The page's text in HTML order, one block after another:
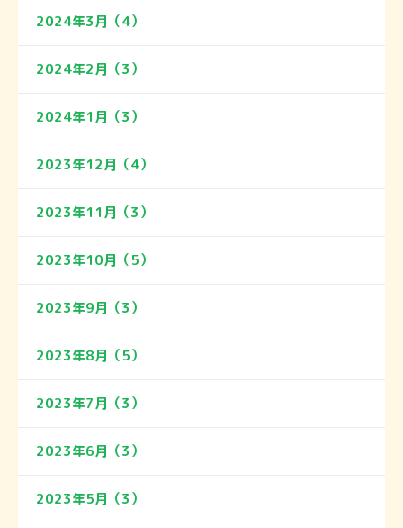
2024年3月（4）
2024年2月（3）
2024年1月（3）
2023年12月（4）
2023年11月（3）
2023年10月（5）
2023年9月（3）
2023年8月（5）
2023年7月（3）
2023年6月（3）
2023年5月（3）